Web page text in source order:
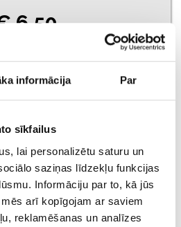
informācija Par
sīkfailus
lai personalizētu saturu un
saziņas līdzekļu funkcijas
Informāciju par to, kā jūs
arī kopīgojam ar saviem
reklamēšanas un analīzes
6.50
В КОРЗИНУ